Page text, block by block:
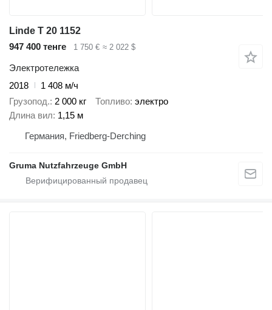
Linde T 20 1152
947 400 тенге
1 750 € ≈ 2 022 $
Электротележка
2018
1 408 м/ч
Грузопод. 2 000 кг Топливо электро
Длина вил 1,15 м
Германия, Friedberg-Derching
Gruma Nutzfahrzeuge GmbH